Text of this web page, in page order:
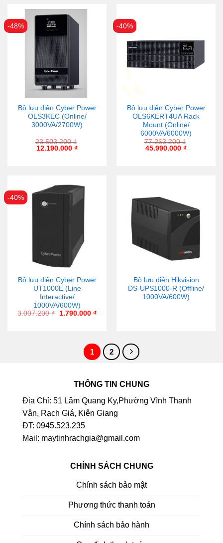
-48%
Bộ lưu điện Cyber Power
OLS3KEC (Online/
3000VA/2700W)
23.503.200₫
12.190.000 ₫
-40%
Bộ lưu điện Cyber Power
OLS6KERT4UA Rack
Mount (Online/
6000VA/6000W)
77.263.200₫
45.990.000 ₫
-40%
Bộ lưu điện Cyber Power
UT1000E (Line
Interactive/
1000VA/600W)
3.007.200₫ 1.790.000 ₫
Bộ lưu điện Hikvision
DS-UPS1000-R (Offline/
1000VA/600W)
1 2
THÔNG TIN CHUNG
Địa Chỉ: 51 Lâm Quang Ky,Phường Vĩnh Thanh
Vân, Rạch Giá, Kiên Giang
ĐT: 0945.523.235
Mail: maytinhrachgia@gmail.com
CHÍNH SÁCH CHUNG
Chính sách bảo mật
Phương thức thanh toán
Chính sách bảo hành